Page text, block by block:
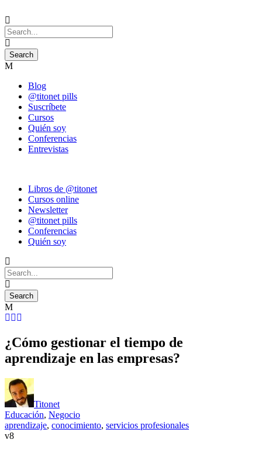
Blog
@titonet pills
Suscríbete
Cursos
Quién soy
Conferencias
Entrevistas
Libros de @titonet
Cursos online
Newsletter
@titonet pills
Conferencias
Quién soy
¿Cómo gestionar el tiempo de
aprendizaje en las empresas?
Titonet
Educación, Negocio
aprendizaje, conocimiento, servicios profesionales
8